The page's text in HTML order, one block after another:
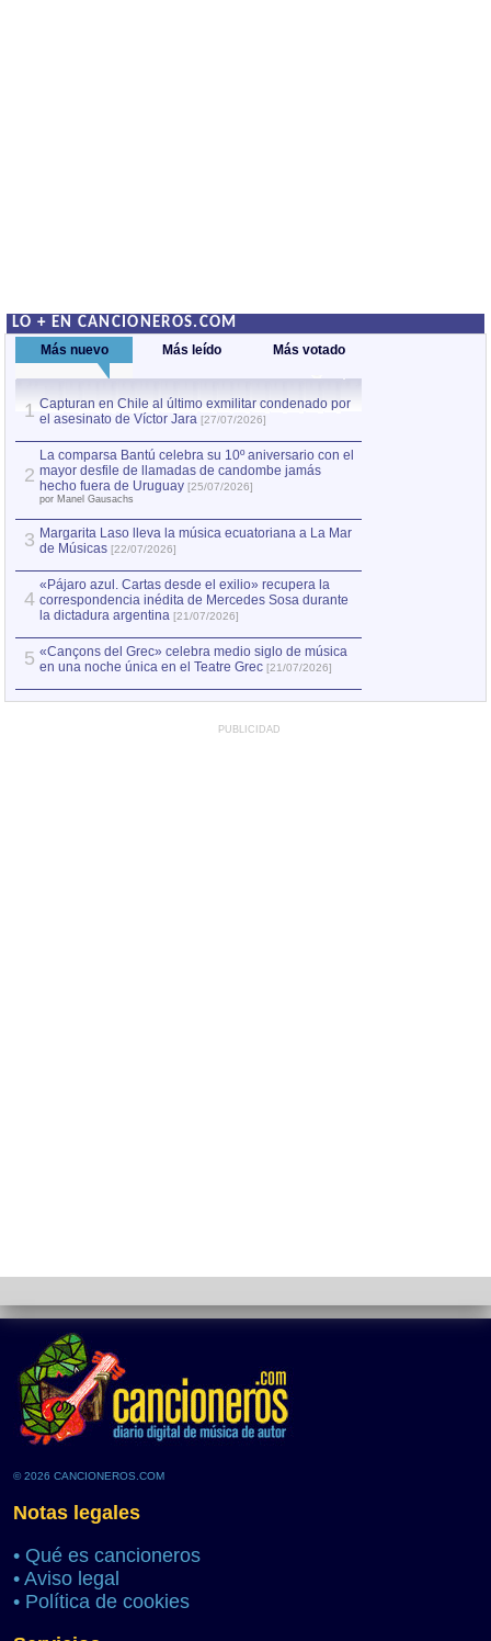
LO + EN CANCIONEROS.COM
Más nuevo Más leído Más votado
1 Capturan en Chile al último exmilitar condenado por
el asesinato de Víctor Jara [27/07/2026]
2
La comparsa Bantú celebra su 10º aniversario con el
mayor desfile de llamadas de candombe jamás
hecho fuera de Uruguay [25/07/2026]
por Manel Gausachs
3 Margarita Laso lleva la música ecuatoriana a La Mar
de Músicas [22/07/2026]
4
«Pájaro azul. Cartas desde el exilio» recupera la
correspondencia inédita de Mercedes Sosa durante
la dictadura argentina [21/07/2026]
5 «Cançons del Grec» celebra medio siglo de música
en una noche única en el Teatre Grec [21/07/2026]
PUBLICIDAD
© 2026 CANCIONEROS.COM
Notas legales
• Qué es cancioneros
• Aviso legal
• Política de cookies